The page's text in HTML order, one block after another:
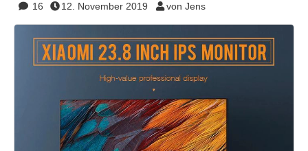
16 12. November 2019 von Jens